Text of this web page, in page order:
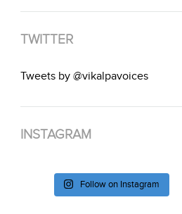
TWITTER
Tweets by @vikalpavoices
INSTAGRAM
Follow on Instagram